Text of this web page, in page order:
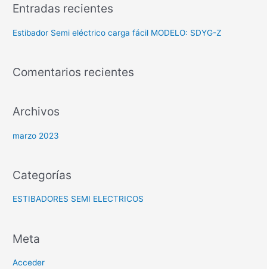
c
a
o
:
Entradas recientes
Estibador Semi eléctrico carga fácil MODELO: SDYG-Z
Comentarios recientes
Archivos
marzo 2023
Categorías
ESTIBADORES SEMI ELECTRICOS
Meta
Acceder